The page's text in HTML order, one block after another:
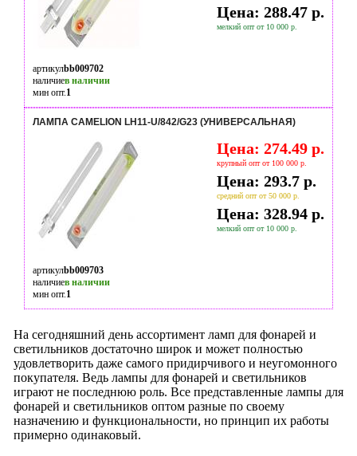
Цена: 288.47 р.
мелкий опт от 10 000 р.
артикулbb009702
наличиев наличии
мин опт.1
ЛАМПА CAMELION LH11-U/842/G23 (УНИВЕРСАЛЬНАЯ)
Цена: 274.49 р.
крупный опт от 100 000 р.
Цена: 293.7 р.
средний опт от 50 000 р.
Цена: 328.94 р.
мелкий опт от 10 000 р.
артикулbb009703
наличиев наличии
мин опт.1
На сегодняшний день ассортимент ламп для фонарей и
светильников достаточно широк и может полностью
удовлетворить даже самого придирчивого и неугомонного
покупателя. Ведь лампы для фонарей и светильников
играют не последнюю роль. Все представленные лампы для
фонарей и светильников оптом разные по своему
назначению и функциональности, но принцип их работы
примерно одинаковый.